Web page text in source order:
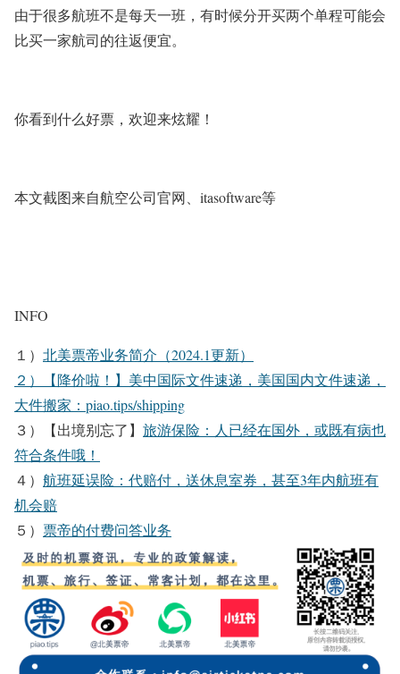
由于很多航班不是每天一班，有时候分开买两个单程可能会
比买一家航司的往返便宜。
你看到什么好票，欢迎来炫耀！
本文截图来自航空公司官网、itasoftware等
INFO
１） 北美票帝业务简介（2024.1更新）
２）【降价啦！】美中国际文件速递，美国国内文件速递，
大件搬家： piao.tips/shipping
３）【出境别忘了】 旅游保险：人已经在国外，或既有病也
符合条件哦！
４） 航班延误险：代赔付，送休息室券，甚至3年内航班有
机会赔
５ ） 票帝的付费问答业务